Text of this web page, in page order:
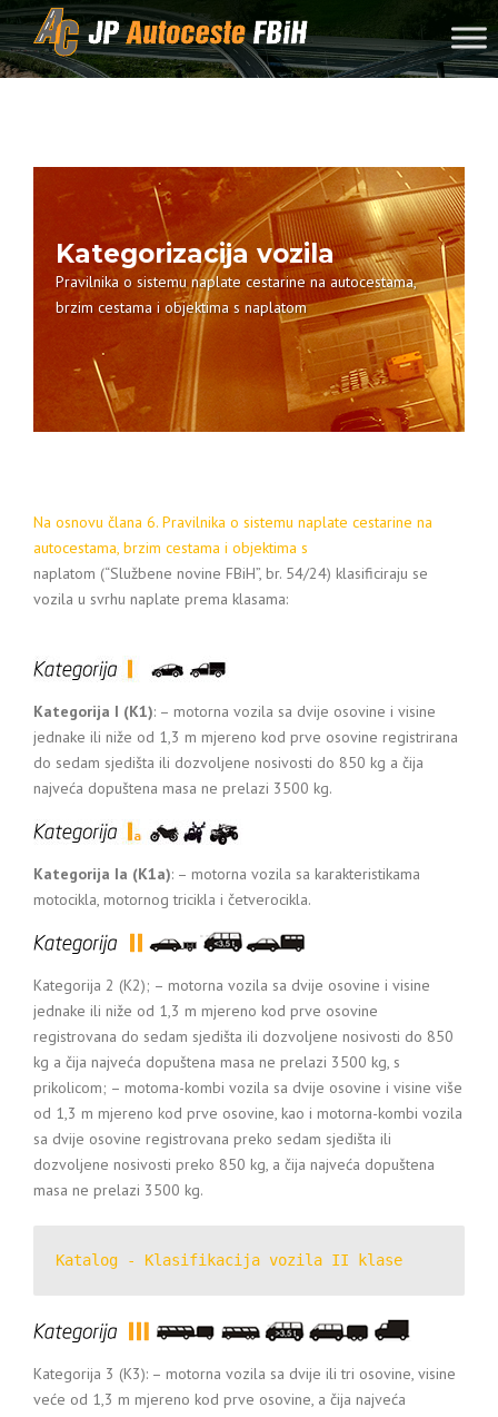
Skip to content
Kategorizacija vozila
Pravilnika o sistemu naplate cestarine na autocestama,
brzim cestama i objektima s naplatom
Na osnovu člana 6. Pravilnika o sistemu naplate cestarine na
autocestama, brzim cestama i objektima s
naplatom (“Službene novine FBiH”, br. 54/24) klasificiraju se
vozila u svrhu naplate prema klasama:
Kategorija I (K1): – motorna vozila sa dvije osovine i visine
jednake ili niže od 1,3 m mjereno kod prve osovine registrirana
do sedam sjedišta ili dozvoljene nosivosti do 850 kg a čija
najveća dopuštena masa ne prelazi 3500 kg.
Kategorija Ia (K1a): – motorna vozila sa karakteristikama
motocikla, motornog tricikla i četverocikla.
Kategorija 2 (K2); – motorna vozila sa dvije osovine i visine
jednake ili niže od 1,3 m mjereno kod prve osovine
registrovana do sedam sjedišta ili dozvoljene nosivosti do 850
kg a čija najveća dopuštena masa ne prelazi 3500 kg, s
prikolicom; – motoma-kombi vozila sa dvije osovine i visine više
od 1,3 m mjereno kod prve osovine, kao i motorna-kombi vozila
sa dvije osovine registrovana preko sedam sjedišta ili
dozvoljene nosivosti preko 850 kg, a čija najveća dopuštena
masa ne prelazi 3500 kg.
Katalog - Klasifikacija vozila II klase
Kategorija 3 (K3): – motorna vozila sa dvije ili tri osovine, visine
veće od 1,3 m mjereno kod prve osovine, a čija najveća